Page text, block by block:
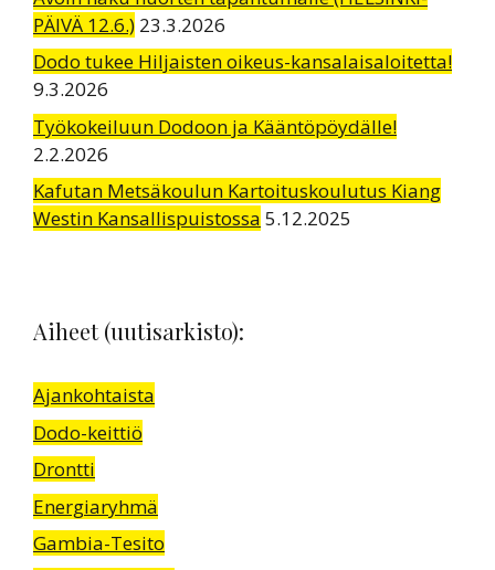
PÄIVÄ 12.6.) 23.3.2026
Dodo tukee Hiljaisten oikeus-kansalaisaloitetta!
9.3.2026
Työkokeiluun Dodoon ja Kääntöpöydälle!
2.2.2026
Kafutan Metsäkoulun Kartoituskoulutus Kiang
Westin Kansallispuistossa 5.12.2025
Aiheet (uutisarkisto):
Ajankohtaista
Dodo-keittiö
Drontti
Energiaryhmä
Gambia-Tesito